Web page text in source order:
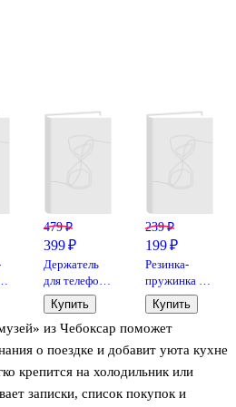
из Чебоксар поможет
о поездке и добавит уюта кухне
крепится на холодильник или
записки, список покупок и
479 ₽
399 ₽
Держатель
для телефона
Утенок
(13,5*8)
(пластик)
(коробка)
Купить
239 ₽
199 ₽
Резинка-
пружинка с
украшением
(плюш) (5
см), Lafilaf
Купить